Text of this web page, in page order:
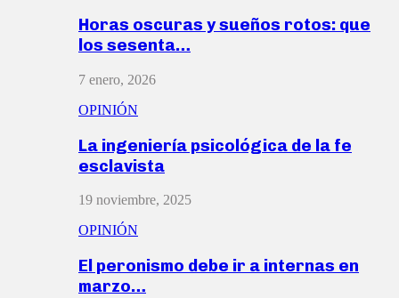
Horas oscuras y sueños rotos: que
los sesenta…
7 enero, 2026
OPINIÓN
La ingeniería psicológica de la fe
esclavista
19 noviembre, 2025
OPINIÓN
El peronismo debe ir a internas en
marzo…